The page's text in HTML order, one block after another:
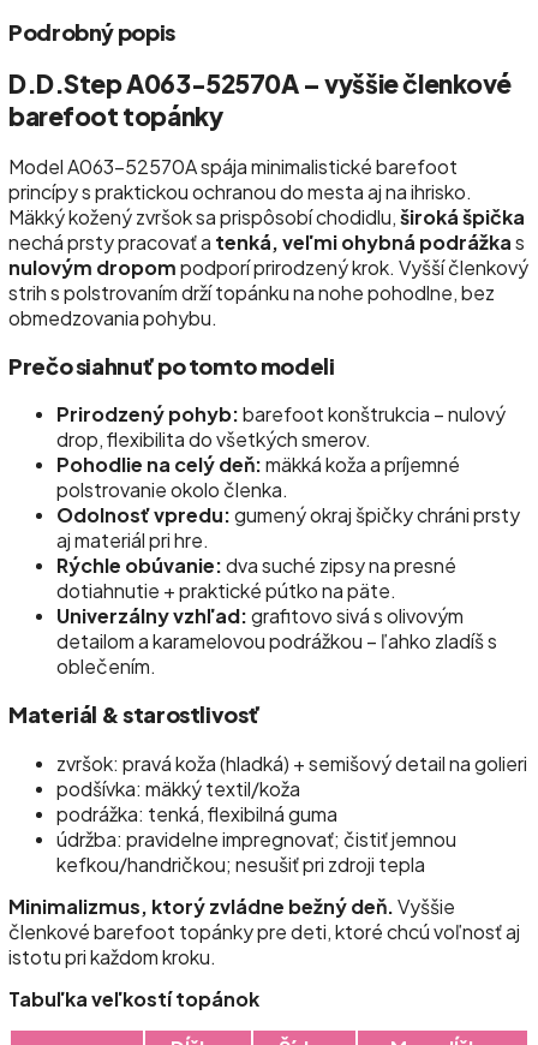
Podrobný popis
D.D.Step A063-52570A – vyššie členkové
barefoot topánky
Model A063-52570A spája minimalistické barefoot
princípy s praktickou ochranou do mesta aj na ihrisko.
Mäkký kožený zvršok sa prispôsobí chodidlu,široká špička
nechá prsty pracovať a tenká, veľmi ohybná podrážkas
nulovým dropompodporí prirodzený krok. Vyšší členkový
strih s polstrovaním drží topánku na nohe pohodlne, bez
obmedzovania pohybu.
Prečo siahnuť po tomto modeli
Prirodzený pohyb:barefoot konštrukcia – nulový
drop, flexibilita do všetkých smerov.
Pohodlie na celý deň:mäkká koža a príjemné
polstrovanie okolo členka.
Odolnosť vpredu:gumený okraj špičky chráni prsty
aj materiál pri hre.
Rýchle obúvanie:dva suché zipsy na presné
dotiahnutie + praktické pútko na päte.
Univerzálny vzhľad:grafitovo sivá s olivovým
detailom a karamelovou podrážkou – ľahko zladíš s
oblečením.
Materiál & starostlivosť
zvršok: pravá koža (hladká) + semišový detail na golieri
podšívka: mäkký textil/koža
podrážka: tenká, flexibilná guma
údržba: pravidelne impregnovať; čistiť jemnou
kefkou/handričkou; nesušiť pri zdroji tepla
Minimalizmus, ktorý zvládne bežný deň.Vyššie
členkové barefoot topánky pre deti, ktoré chcú voľnosť aj
istotu pri každom kroku.
Tabuľka veľkostí topánok